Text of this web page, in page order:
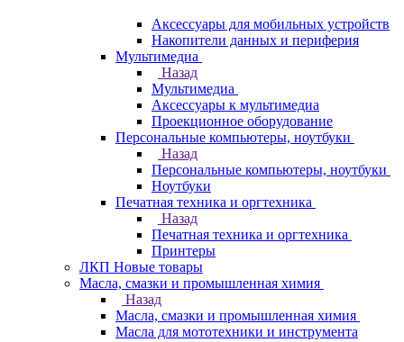
Аксессуары для мобильных устройств
Накопители данных и периферия
Мультимедиа
Назад
Мультимедиа
Аксессуары к мультимедиа
Проекционное оборудование
Персональные компьютеры, ноутбуки
Назад
Персональные компьютеры, ноутбуки
Ноутбуки
Печатная техника и оргтехника
Назад
Печатная техника и оргтехника
Принтеры
ЛКП Новые товары
Масла, смазки и промышленная химия
Назад
Масла, смазки и промышленная химия
Масла для мототехники и инструмента